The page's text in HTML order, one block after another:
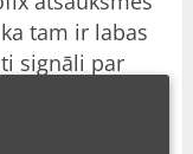
tam ir labas
signāli par